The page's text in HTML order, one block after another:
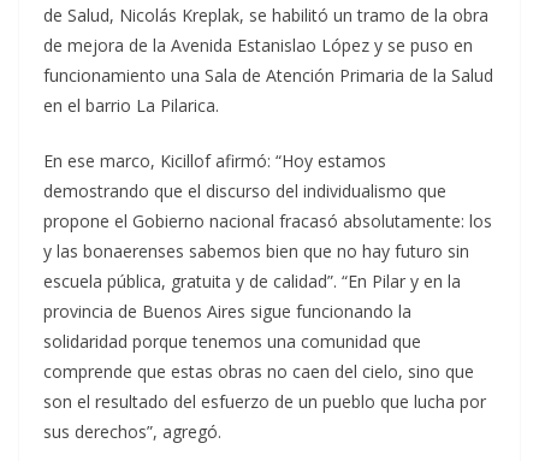
de Salud, Nicolás Kreplak, se habilitó un tramo de la obra
de mejora de la Avenida Estanislao López y se puso en
funcionamiento una Sala de Atención Primaria de la Salud
en el barrio La Pilarica.
En ese marco, Kicillof afirmó: “Hoy estamos
demostrando que el discurso del individualismo que
propone el Gobierno nacional fracasó absolutamente: los
y las bonaerenses sabemos bien que no hay futuro sin
escuela pública, gratuita y de calidad”. “En Pilar y en la
provincia de Buenos Aires sigue funcionando la
solidaridad porque tenemos una comunidad que
comprende que estas obras no caen del cielo, sino que
son el resultado del esfuerzo de un pueblo que lucha por
sus derechos”, agregó.